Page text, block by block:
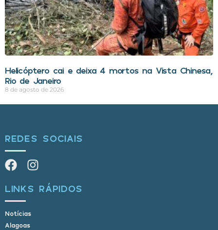
Helicóptero cai e deixa 4 mortos na Vista Chinesa,
Rio de Janeiro
8 de agosto de 2026
REDES SOCIAIS
LINKS RÁPIDOS
Notícias
Alagoas